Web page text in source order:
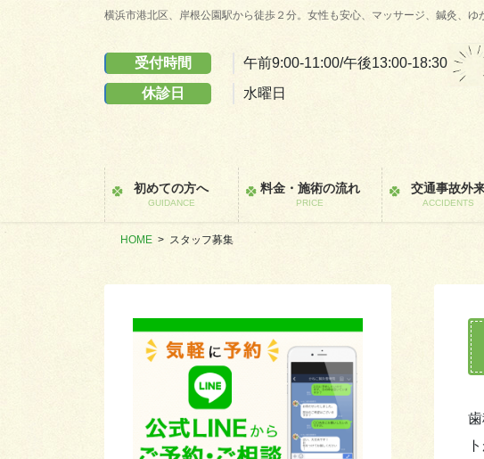
横浜市港北区、岸根公園駅から徒歩２分。女性も安心、マッサージ、鍼灸、
受付時間
午前9:00-11:00/午後13:00-18:30
休診日
水曜日
初めての方へ
GUIDANCE
料金・施術の流れ
PRICE
交通事故外
ACCIDENTS
HOME スタッフ募集